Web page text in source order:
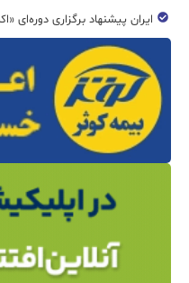
ایران پیشنهاد برگزاری دوره‌ای